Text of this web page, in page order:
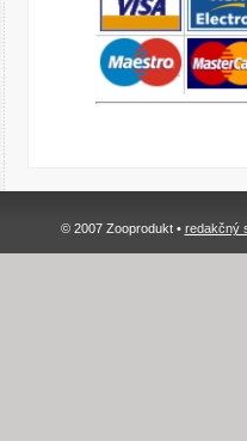
© 2007 Zooprodukt • redakčný